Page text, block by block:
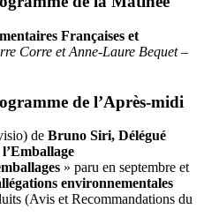
Françaises et
Corre et Anne-Laure Bequet –
de l’Après-midi
de Bruno Siri, Délégué
» paru en septembre et
llégations environnementales
(Avis et Recommandations du